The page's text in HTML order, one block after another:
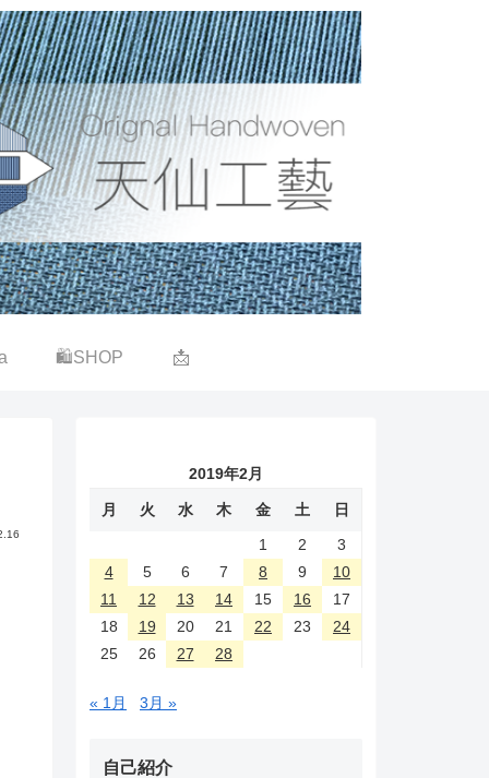
🛍SHOP 📩
2019年2月
月 火 水 木 金 土
日
1
2
3
4
5 6 7 8 9
10
11
12 13 14 15 16
17
18
19 20 21 22 23
24
25
26 27 28
« 1月 3月 »
自己紹介